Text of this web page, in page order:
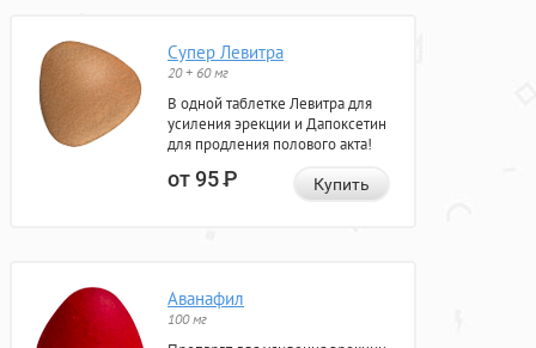
Супер Левитра
20 + 60 мг
В одной таблетке Левитра для
усиления эрекции и Дапоксетин
для продления полового акта!
от 95Р Купить
Аванафил
100 мг